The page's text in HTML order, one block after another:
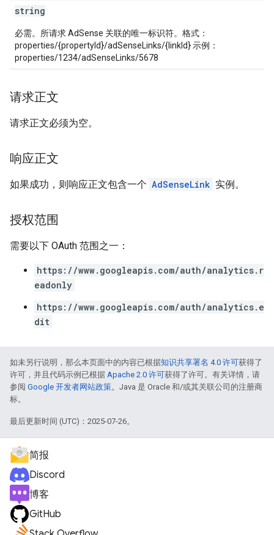
string
必需。所请求 AdSense 关联的唯一标识符。格式：
properties/{propertyId}/adSenseLinks/{linkId} 示例：
properties/1234/adSenseLinks/5678
请求正文
请求正文必须为空。
响应正文
如果成功，则响应正文包含一个 AdSenseLink 实例。
授权范围
需要以下 OAuth 范围之一：
https://www.googleapis.com/auth/analytics.r
eadonly
https://www.googleapis.com/auth/analytics.e
dit
如未另行说明，那么本页面中的内容已根据知识共享署名 4.0 许可获得了
许可，并且代码示例已根据 Apache 2.0 许可获得了许可。有关详情，请
参阅 Google 开发者网站政策。Java 是 Oracle 和/或其关联公司的注册商
标。
最后更新时间 (UTC)：2025-07-26。
简报
Discord
博客
GitHub